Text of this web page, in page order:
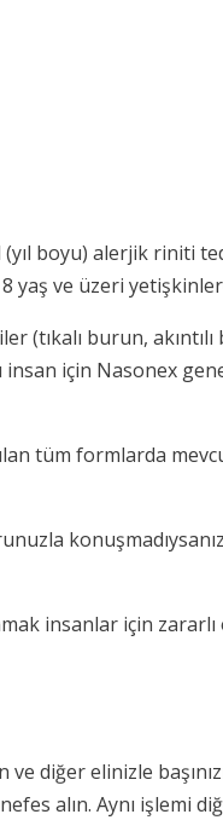
boyu) alerjik riniti
yaş ve üzeri
burun, akıntılı
insan için Nasonex
tüm formlarda
insanlar için
diğer elinizle
alın. Aynı işlemi